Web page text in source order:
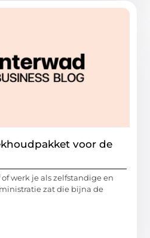
voor de
werk je als zelfstandige en
zat die bijna de